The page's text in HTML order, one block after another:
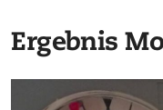
Ergebnis